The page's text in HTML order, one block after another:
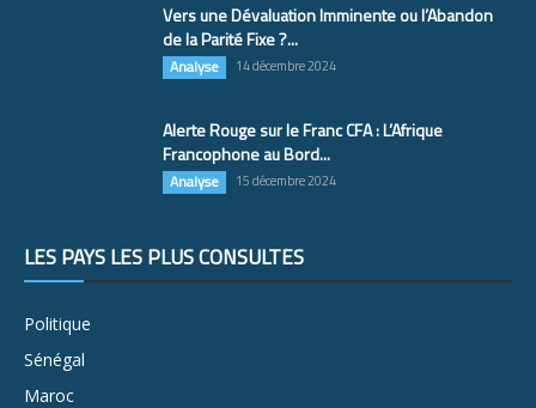
Vers une Dévaluation Imminente ou l’Abandon
de la Parité Fixe ?...
Analyse 14 décembre 2024
Alerte Rouge sur le Franc CFA : L’Afrique
Francophone au Bord...
Analyse 15 décembre 2024
LES PAYS LES PLUS CONSULTÉS
Politique
Sénégal
Maroc